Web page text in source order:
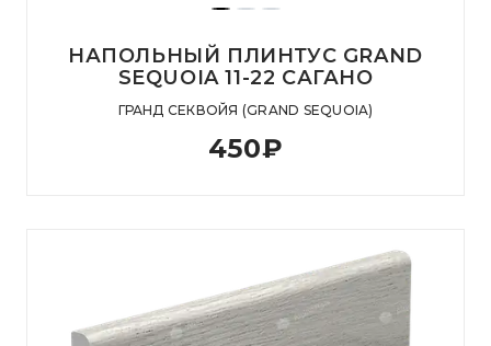
НАПОЛЬНЫЙ ПЛИНТУС GRAND
SEQUOIA 11-22 САГАНО
ГРАНД СЕКВОЙЯ (GRAND SEQUOIA)
450₽